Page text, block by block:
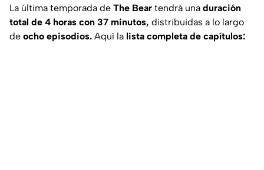
La última temporada de The Bear tendrá una duración
total de 4 horas con 37 minutos, distribuidas a lo largo
de ocho episodios. Aquí la lista completa de capítulos: